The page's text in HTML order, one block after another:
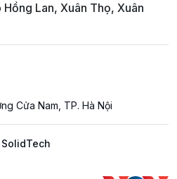
Lan, Xuân Thọ, Xuân
Cửa Nam, TP. Hà Nội